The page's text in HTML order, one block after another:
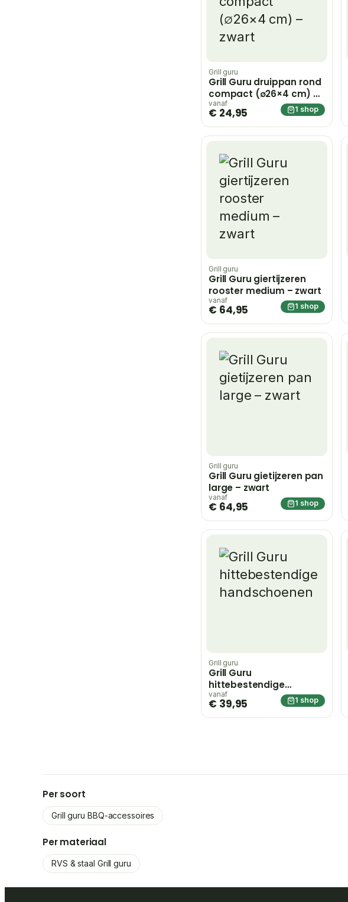
Grill guru
Grill Guru druippan rond
compact (∅26×4 cm) –
zwart
vanaf
€ 24,95 1 shop
Grill guru
Grill Guru giertijzeren
rooster medium – zwart
vanaf
€ 64,95 1 shop
Grill guru
Grill Guru gietijzeren pan
large – zwart
vanaf
€ 64,95 1 shop
Grill guru
Grill Guru
hittebestendige
handschoenen
vanaf
€ 39,95 1 shop
Per soort
Grill guru BBQ-accessoires
Per materiaal
RVS & staal Grill guru